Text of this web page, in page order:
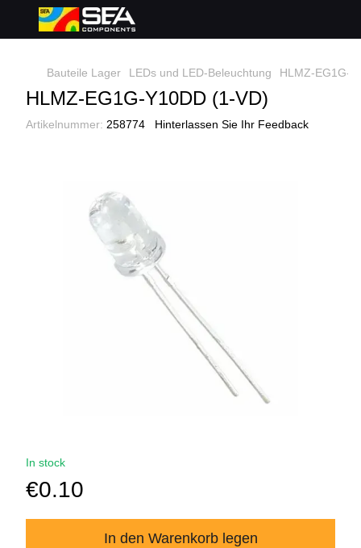
Bauteile Lager LEDs und LED-Beleuchtung HLMZ-EG1G-
HLMZ-EG1G-Y10DD (1-VD)
Artikelnummer: 258774 Hinterlassen Sie Ihr Feedback
In stock
€0.10
In den Warenkorb legen